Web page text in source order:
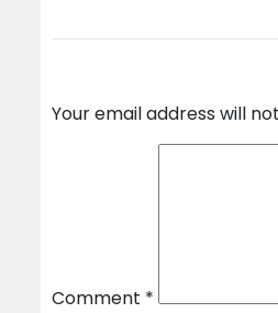
Your email address will
Comment *